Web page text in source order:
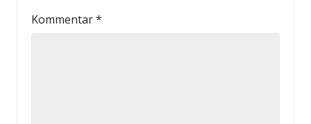
Kommentar*